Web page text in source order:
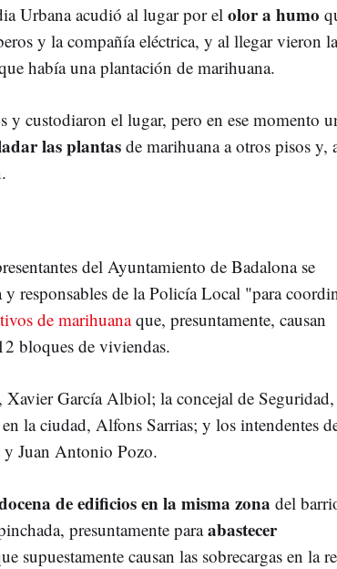
Urbana acudió al lugar por el olor a humo
y la compañía eléctrica, y al llegar vieron la
había una plantación de marihuana.
y custodiaron el lugar, pero en ese momento
las plantas de marihuana a otros pisos y,
del Ayuntamiento de Badalona se
responsables de la Policía Local "para
de marihuanaque, presuntamente, causan
bloques de viviendas.
García Albiol; la concejal de Seguridad,
la ciudad, Alfons Sarrias; y los intendentes
Juan Antonio Pozo.
de edificios en la misma zona del
presuntamente paraabastecer
supuestamente causan las sobrecargas en la